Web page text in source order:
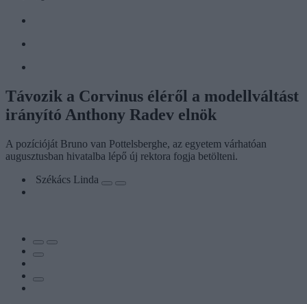
Távozik a Corvinus éléről a modellváltást
irányító Anthony Radev elnök
A pozícióját Bruno van Pottelsberghe, az egyetem várhatóan
augusztusban hivatalba lépő új rektora fogja betölteni.
Székács Linda